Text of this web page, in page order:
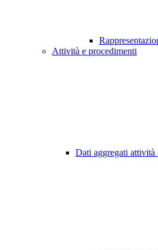
Attività e procedimenti
Dati aggregati attività